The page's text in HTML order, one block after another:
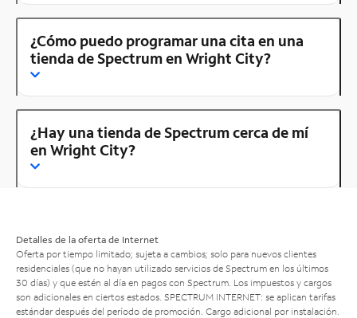
¿Cómo puedo programar una cita en una
tienda de Spectrum en Wright City?
¿Hay una tienda de Spectrum cerca de mí
en Wright City?
Detalles de la oferta de Internet
Oferta por tiempo limitado; sujeta a cambios; solo para nuevos clientes
residenciales (que no hayan utilizado servicios de Spectrum en los últimos
30 días) y que estén al día en pagos con Spectrum. Los impuestos y cargos
son adicionales en ciertos estados. SPECTRUM INTERNET: se aplican tarifas
estándar después del período de promoción. Cargo adicional por instalación.